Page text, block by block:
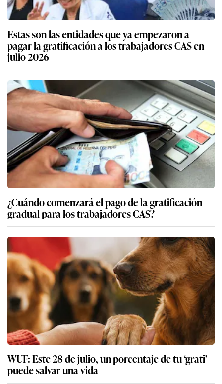
Estas son las entidades que ya empezaron a
pagar la gratificación a los trabajadores CAS en
julio 2026
¿Cuándo comenzará el pago de la gratificación
gradual para los trabajadores CAS?
WUF: Este 28 de julio, un porcentaje de tu ‘grati’
puede salvar una vida